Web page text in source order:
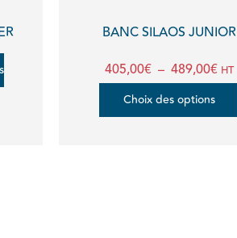
BANC SILAOS JUNIOR
405,00€ – 489,00€ HT
Choix des options